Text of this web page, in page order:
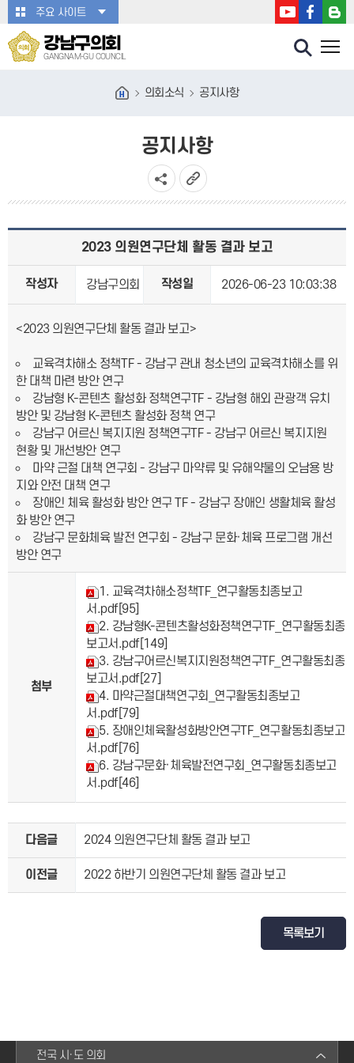
본문바로가기주요 사이트
강남구의회
GANGNAM-GU COUNCIL
의회소식 공지사항
공지사항
2023 의원연구단체 활동 결과 보고
작성자 강남구의회 작성일 2026-06-23 10:03:38
<2023 의원연구단체 활동 결과 보고>
교육격차해소 정책TF - 강남구 관내 청소년의 교육격차해소를 위
한 대책 마련 방안 연구
강남형 K-콘텐츠 활성화 정책연구TF - 강남형 해외 관광객 유치
방안 및 강남형 K-콘텐츠 활성화 정책 연구
강남구 어르신 복지지원 정책연구TF - 강남구 어르신 복지지원
현황 및 개선방안 연구
마약 근절 대책 연구회 - 강남구 마약류 및 유해약물의 오남용 방
지와 안전 대책 연구
장애인 체육 활성화 방안 연구 TF - 강남구 장애인 생활체육 활성
화 방안 연구
강남구 문화체육 발전 연구회 - 강남구 문화·체육 프로그램 개선
방안 연구
첨부
1. 교육격차해소정책TF_연구활동최종보고
서.pdf[95]
2. 강남형K-콘텐츠활성화정책연구TF_연구활동최종
보고서.pdf[149]
3. 강남구어르신복지지원정책연구TF_연구활동최종
보고서.pdf[27]
4. 마약근절대책연구회_연구활동최종보고
서.pdf[79]
5. 장애인체육활성화방안연구TF_연구활동최종보고
서.pdf[76]
6. 강남구문화·체육발전연구회_연구활동최종보고
서.pdf[46]
다음글 2024 의원연구단체 활동 결과 보고
이전글 2022 하반기 의원연구단체 활동 결과 보고
목록보기
전국 시·도 의회